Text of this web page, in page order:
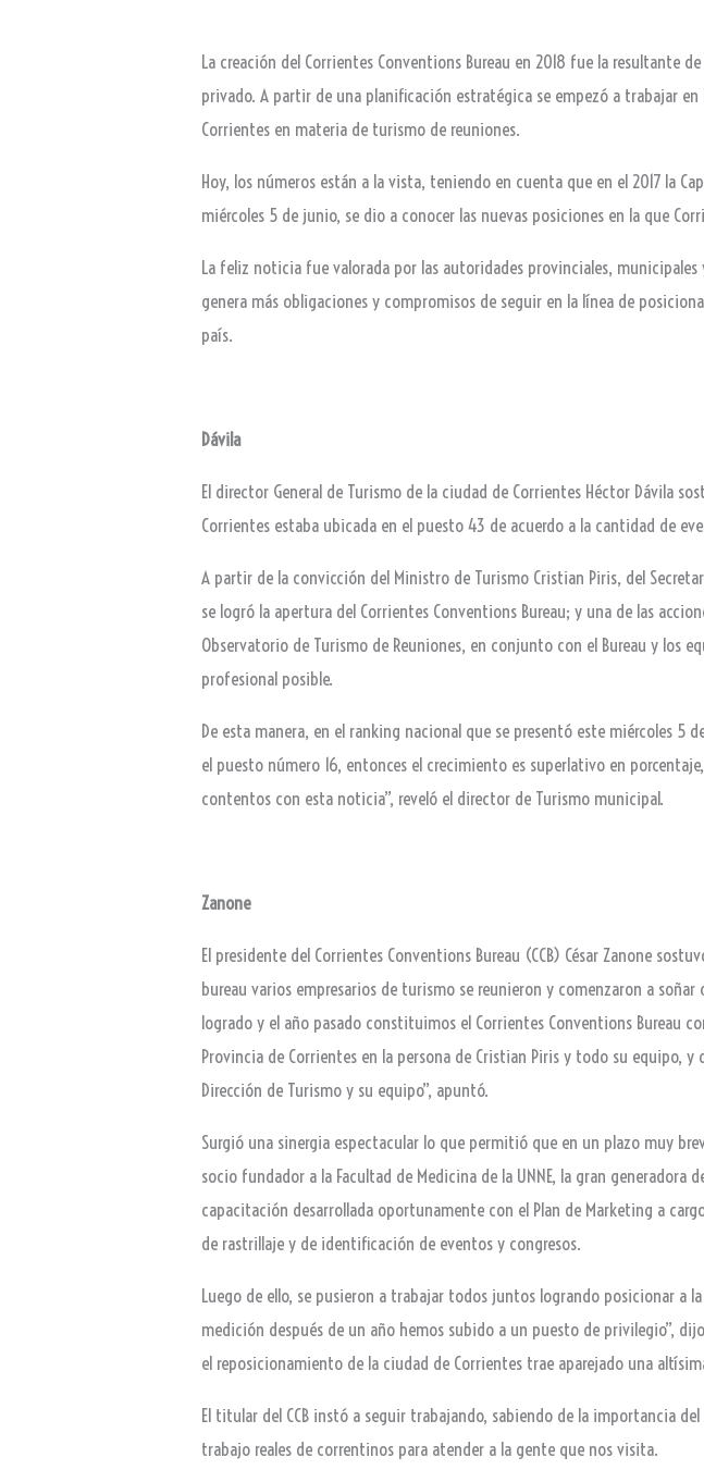
La creación del Corrientes Conventions Bureau en 2018 fue la resultante
privado. A partir de una planificación estratégica se empezó a trabajar
Corrientes en materia de turismo de reuniones.
Hoy, los números están a la vista, teniendo en cuenta que en el 2017 la
miércoles 5 de junio, se dio a conocer las nuevas posiciones en la que
La feliz noticia fue valorada por las autoridades provinciales,
genera más obligaciones y compromisos de seguir en la línea de
país.
Dávila
El director General de Turismo de la ciudad de Corrientes Héctor Dávila
Corrientes estaba ubicada en el puesto 43 de acuerdo a la cantidad de
A partir de la convicción del Ministro de Turismo Cristian Piris, del
se logró la apertura del Corrientes Conventions Bureau; y una de las
Observatorio de Turismo de Reuniones, en conjunto con el Bureau y los
profesional posible.
De esta manera, en el ranking nacional que se presentó este miércoles 5
el puesto número 16, entonces el crecimiento es superlativo en
contentos con esta noticia”, reveló el director de Turismo municipal.
Zanone
El presidente del Corrientes Conventions Bureau (CCB) César Zanone
bureau varios empresarios de turismo se reunieron y comenzaron a
logrado y el año pasado constituimos el Corrientes Conventions Bureau
Provincia de Corrientes en la persona de Cristian Piris y todo su equipo,
Dirección de Turismo y su equipo”, apuntó.
Surgió una sinergia espectacular lo que permitió que en un plazo muy
socio fundador a la Facultad de Medicina de la UNNE, la gran
capacitación desarrollada oportunamente con el Plan de Marketing a
de rastrillaje y de identificación de eventos y congresos.
Luego de ello, se pusieron a trabajar todos juntos logrando posicionar a
medición después de un año hemos subido a un puesto de privilegio”,
el reposicionamiento de la ciudad de Corrientes trae aparejado una
El titular del CCB instó a seguir trabajando, sabiendo de la importancia
trabajo reales de correntinos para atender a la gente que nos visita.